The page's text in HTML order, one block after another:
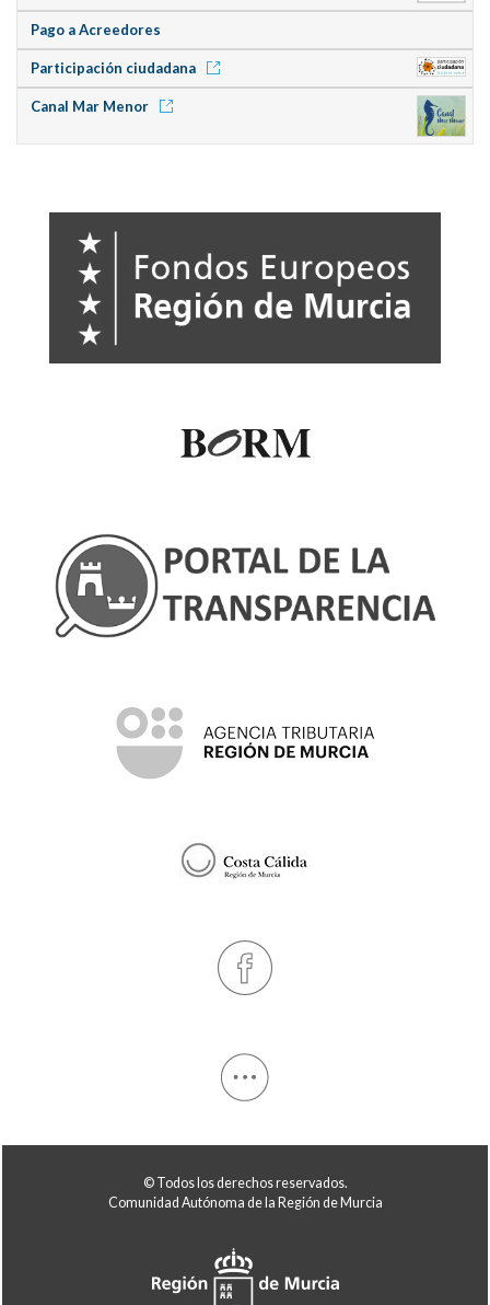
Pago a Acreedores
Participación ciudadana
Canal Mar Menor
© Todos los derechos reservados.
Comunidad Autónoma de la Región de Murcia